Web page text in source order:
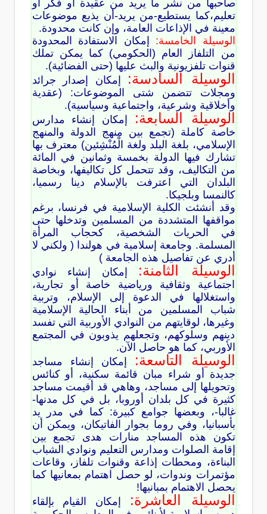
صاحبها من نشر ما يريد من عقيدة أو فكر أو
تعليم،كما يستطيع-من يريد-أن يذيع موضوعات
معينة في الإذاعات العامة، وإن كانت محدودة.
الوسيلة الخامسة: إمكان الاستفادة المحدودة
من التلفاز العام (الحكومي) كما يمكن تملك
قنوات تلفزيونية والبث عليها (حتى الفضائية).
الوسيلة السادسة: إمكان إصدار جرائد
ومجلات تتضمن شتى الموضوعات: (عقدية
وأخلاقية وشرعية، واجتماعية وسياسية).
الوسيلة السابعة:
إمكان إنشاء مدارس
خاصة كاملة (تجمع بين منهج الدولة والمنهج
الإسلامي، بلغة البلد ولغة الْمُنْشِئين) معترف بها
تشارك فيها الدولة بخمسة وثمانين في المائة
من التكاليف، وقد تتحمل كل تكاليفها، وبخاصة
البلدان التي اعترفت بالإسلام دينا رسميا،
كالنمسا وبلجيكا.
وقد أنشئت الكلية الإسلامية في فرنسا، برغم
مواقفها المتشددة من المسلمين وتدخلها حتى
في الحريات الشخصية، كحجاب المرأة
المسلمة. وجامعة إسلامية في هولندا ( ولكني لا
أدري عن تفاصيل هذه الجامعة )
الوسيلة الثامنة: إمكان إنشاء نوادي
اجتماعية وثقافية ورياضية خاصة أو تجارية،
واستغلالها في الدعوة إلى الإسلام، وتربية
شباب المسلمين من أبناء الحالية الإسلامية
وغيرها، لوقايتهم من النوادي الأوربية التي تفسد
دينهم وسلوكهم، وتجعلهم يذوبون في المجتمع
الأوربي، كما هو حاصل الآن.
الوسيلة التاسعة:
إمكان إنشاء مساجد
جديدة أو شراء مبان قائمة سكنية، أو كنائس
وتحويلها إلى مساجد، وهاهي قد أقيمت مساجد
كثيرة في كل بلدان أوروبا، بل في كل مدنها-
غالبا-، وبعضها جوامع كبيرة: كما في مدر يد
بأسبانيا، وفي روما بجوار الفاتيكان، ويمكن أن
تكون هذه المساجد منارات هدى تجمع بين
إقامة الصلوات ومدارس التعليم ونوادي الشباب
البناءة، ومحطات إذاعة وقنوات تلفاز، وقاعات
مؤتمرات وندوات، لو حصل اهتمام بمعانيها كما
يحصل الاهتمام بمبانيها!
الوسيلة العاشرة:
إمكان القيام بإلقاء